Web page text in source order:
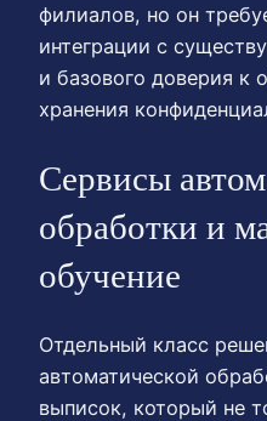
филиалов, но он
интеграции с
и базового доверия к
хранения
Сервисы
обработки и
обучение
Отдельный класс
автоматической
выписок, который не